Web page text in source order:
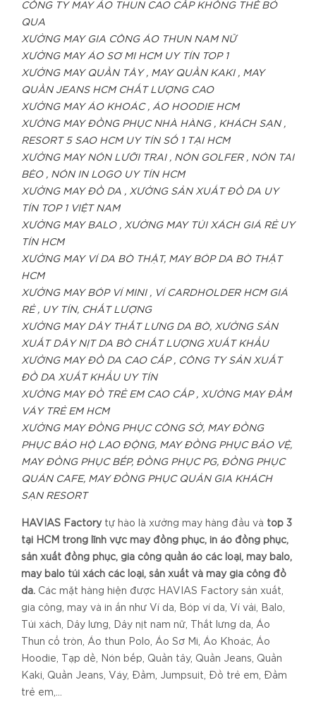
CÔNG TY MAY ÁO THUN CAO CẤP KHÔNG THỂ BỎ
QUA
XƯỞNG MAY GIA CÔNG ÁO THUN NAM NỮ
XƯỞNG MAY ÁO SƠ MI HCM UY TÍN TOP 1
XƯỞNG MAY QUẦN TÂY , MAY QUẦN KAKI , MAY
QUẦN JEANS HCM CHẤT LƯỢNG CAO
XƯỞNG MAY ÁO KHOÁC , ÁO HOODIE HCM
XƯỞNG MAY ĐỒNG PHỤC NHÀ HÀNG , KHÁCH SẠN ,
RESORT 5 SAO HCM UY TÍN SỐ 1 TẠI HCM
XƯỞNG MAY NÓN LƯỠI TRAI , NÓN GOLFER , NÓN TAI
BÈO , NÓN IN LOGO UY TÍN HCM
XƯỞNG MAY ĐỒ DA , XƯỞNG SẢN XUẤT ĐỒ DA UY
TÍN TOP 1 VIỆT NAM
XƯỞNG MAY BALO , XƯỞNG MAY TÚI XÁCH GIÁ RẺ UY
TÍN HCM
XƯỞNG MAY VÍ DA BÒ THẬT, MAY BÓP DA BÒ THẬT
HCM
XƯỞNG MAY BÓP VÍ MINI , VÍ CARDHOLDER HCM GIÁ
RẺ , UY TÍN, CHẤT LƯỢNG
XƯỞNG MAY DÂY THẮT LƯNG DA BÒ, XƯỞNG SẢN
XUẤT DÂY NỊT DA BÒ CHẤT LƯỢNG XUẤT KHẨU
XƯỞNG MAY ĐỒ DA CAO CẤP , CÔNG TY SẢN XUẤT
ĐỒ DA XUẤT KHẨU UY TÍN
XƯỞNG MAY ĐỒ TRẺ EM CAO CẤP , XƯỞNG MAY ĐẦM
VÁY TRẺ EM HCM
XƯỞNG MAY ĐỒNG PHỤC CÔNG SỞ, MAY ĐỒNG
PHỤC BẢO HỘ LAO ĐỘNG, MAY ĐỒNG PHỤC BẢO VỆ,
MAY ĐỒNG PHỤC BẾP, ĐỒNG PHỤC PG, ĐỒNG PHỤC
QUÁN CAFE, MAY ĐỒNG PHỤC QUẢN GIA KHÁCH
SẠN RESORT
HAVIAS Factorytự hào là xưởng may hàng đầu và top 3
tại HCM trong lĩnh vực may đồng phục, in áo đồng phục,
sản xuất đồng phục, gia công quần áo các loại, may balo,
may balo túi xách các loại, sản xuất và may gia công đồ
da. Các mặt hàng hiện được HAVIAS Factory sản xuất,
gia công, may và in ấn như Ví da, Bóp ví da, Ví vải, Balo,
Túi xách, Dây lưng, Dây nịt nam nữ, Thắt lưng da, Áo
Thun cổ tròn, Áo thun Polo, Áo Sơ Mi, Áo Khoác, Áo
Hoodie, Tạp dề, Nón bếp, Quần tây, Quần Jeans, Quần
Kaki, Quần Jeans, Váy, Đầm, Jumpsuit, Đồ trẻ em, Đầm
trẻ em,...